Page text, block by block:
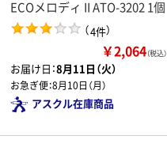
ECOメロディ II ATO-3202 1個
（4件）
￥2,064（税込）
お届け日：8月11日（火）
お急ぎ便：8月10日（月）
アスクル在庫商品